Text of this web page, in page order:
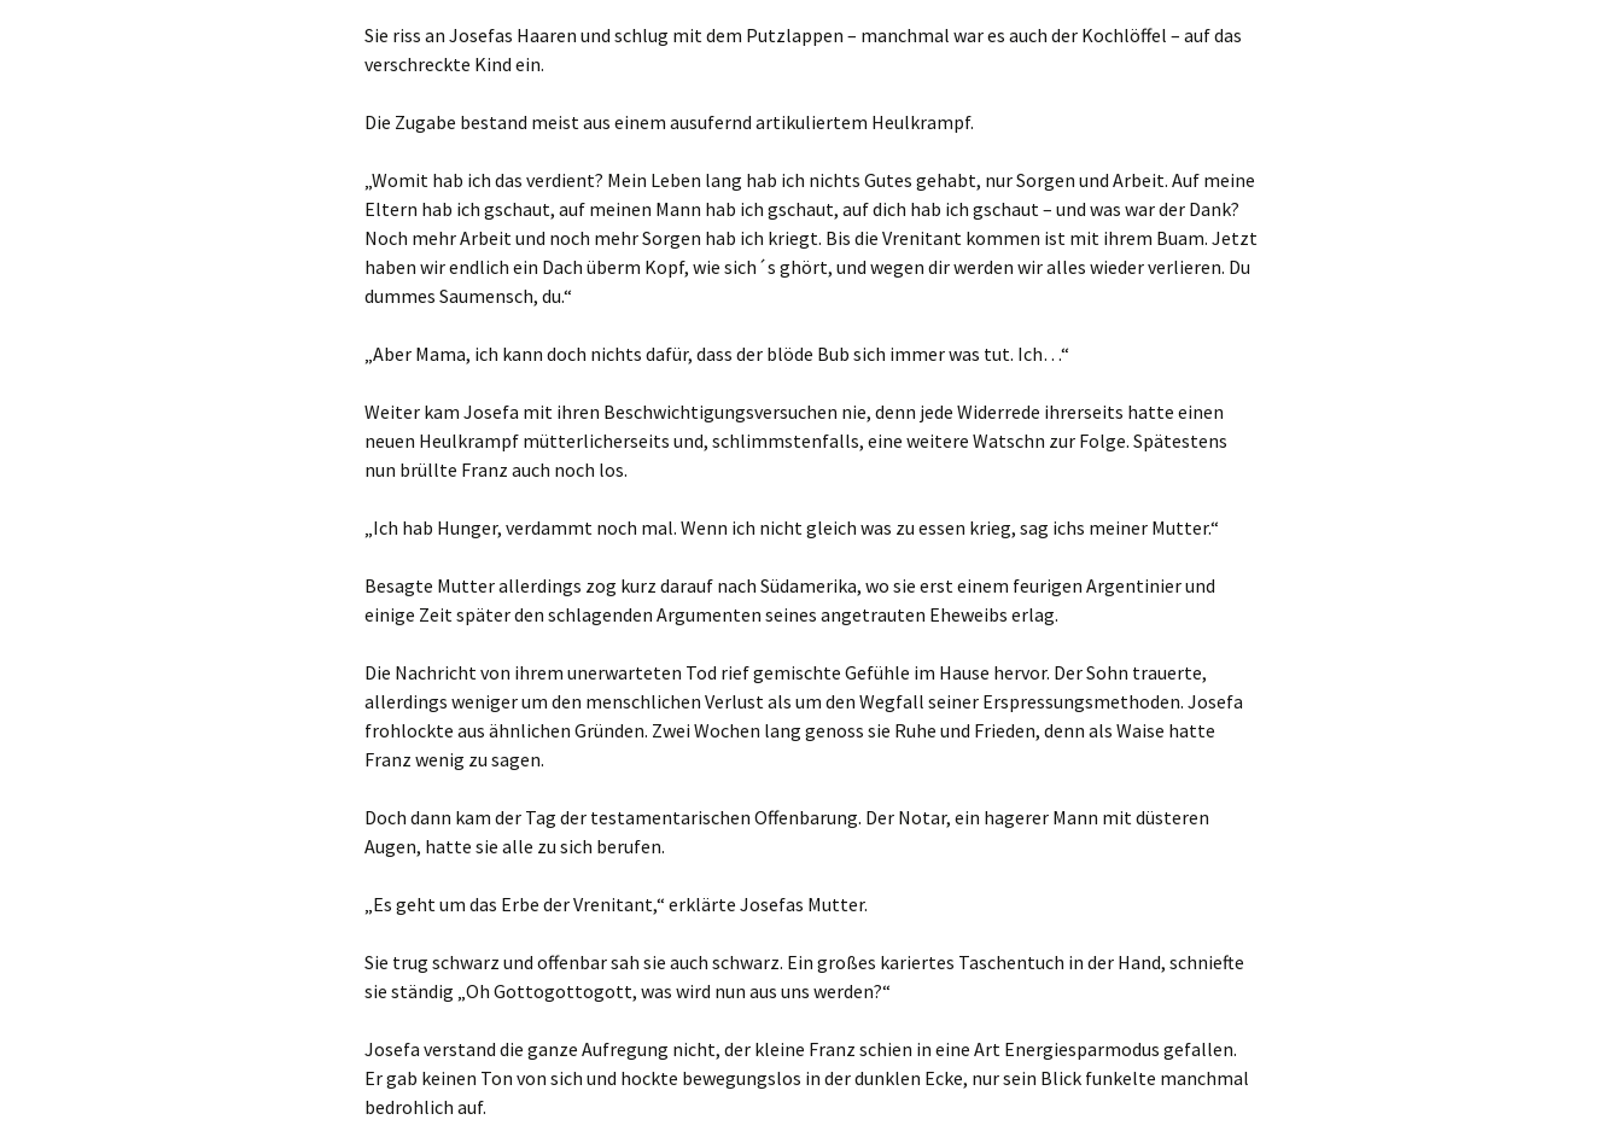
Sie riss an Josefas Haaren und schlug mit dem Putzlappen – manchmal war es auch der Kochlöffel – auf das
verschreckte Kind ein.
Die Zugabe bestand meist aus einem ausufernd artikuliertem Heulkrampf.
„Womit hab ich das verdient? Mein Leben lang hab ich nichts Gutes gehabt, nur Sorgen und Arbeit. Auf meine
Eltern hab ich gschaut, auf meinen Mann hab ich gschaut, auf dich hab ich gschaut – und was war der Dank?
Noch mehr Arbeit und noch mehr Sorgen hab ich kriegt. Bis die Vrenitant kommen ist mit ihrem Buam. Jetzt
haben wir endlich ein Dach überm Kopf, wie sich´s ghört, und wegen dir werden wir alles wieder verlieren. Du
dummes Saumensch, du.“
„Aber Mama, ich kann doch nichts dafür, dass der blöde Bub sich immer was tut. Ich…“
Weiter kam Josefa mit ihren Beschwichtigungsversuchen nie, denn jede Widerrede ihrerseits hatte einen
neuen Heulkrampf mütterlicherseits und, schlimmstenfalls, eine weitere Watschn zur Folge. Spätestens
nun brüllte Franz auch noch los.
„Ich hab Hunger, verdammt noch mal. Wenn ich nicht gleich was zu essen krieg, sag ichs meiner Mutter.“
Besagte Mutter allerdings zog kurz darauf nach Südamerika, wo sie erst einem feurigen Argentinier und
einige Zeit später den schlagenden Argumenten seines angetrauten Eheweibs erlag.
Die Nachricht von ihrem unerwarteten Tod rief gemischte Gefühle im Hause hervor. Der Sohn trauerte,
allerdings weniger um den menschlichen Verlust als um den Wegfall seiner Erspressungsmethoden. Josefa
frohlockte aus ähnlichen Gründen. Zwei Wochen lang genoss sie Ruhe und Frieden, denn als Waise hatte
Franz wenig zu sagen.
Doch dann kam der Tag der testamentarischen Offenbarung. Der Notar, ein hagerer Mann mit düsteren
Augen, hatte sie alle zu sich berufen.
„Es geht um das Erbe der Vrenitant,“ erklärte Josefas Mutter.
Sie trug schwarz und offenbar sah sie auch schwarz. Ein großes kariertes Taschentuch in der Hand, schniefte
sie ständig „Oh Gottogottogott, was wird nun aus uns werden?“
Josefa verstand die ganze Aufregung nicht, der kleine Franz schien in eine Art Energiesparmodus gefallen.
Er gab keinen Ton von sich und hockte bewegungslos in der dunklen Ecke, nur sein Blick funkelte manchmal
bedrohlich auf.